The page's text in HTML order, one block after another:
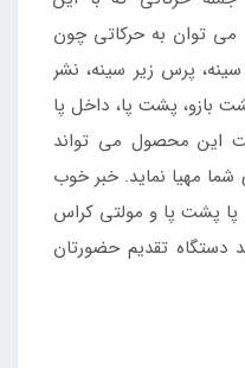
می توان به حرکاتی چون
پرس زیر سینه، نشر
بازو، پشت پا، داخل پا
این محصول می تواند
مهیا نماید. خبر خوب
پا پشت پا و مولتی کراس
دستگاه تقدیم حضورتان